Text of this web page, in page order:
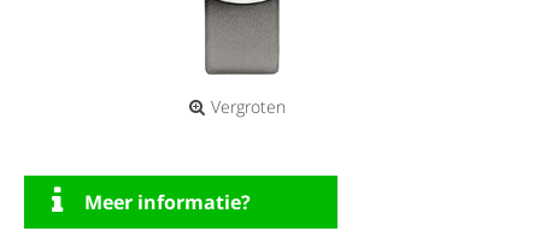
Vergroten
Meer informatie?